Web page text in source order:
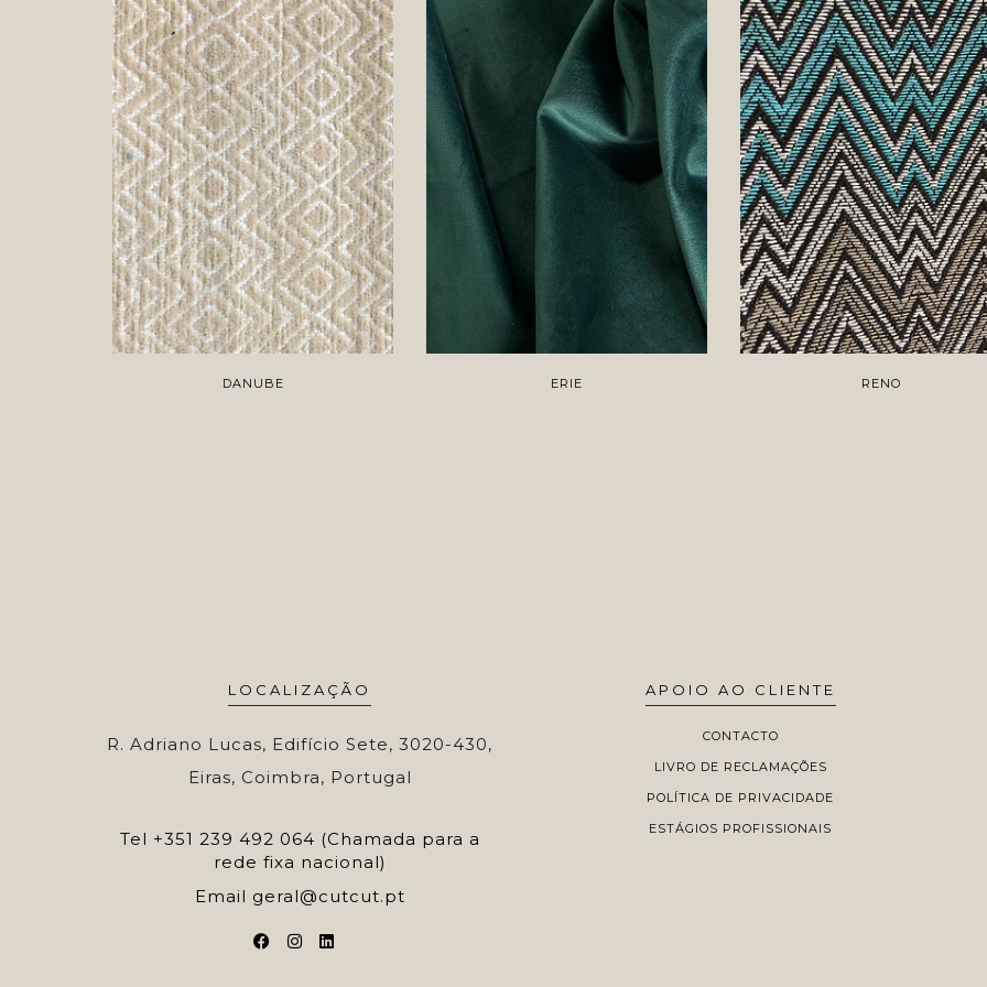
DANUBE ERIE RENO
LOCALIZAÇÃO
R. Adriano Lucas, Edifício Sete, 3020-430,
Eiras, Coimbra, Portugal
Tel +351 239 492 064 (Chamada para a
rede fixa nacional)
Email geral@cutcut.pt
APOIO AO CLIENTE
CONTACTO
LIVRO DE RECLAMAÇÕES
POLÍTICA DE PRIVACIDADE
ESTÁGIOS PROFISSIONAIS